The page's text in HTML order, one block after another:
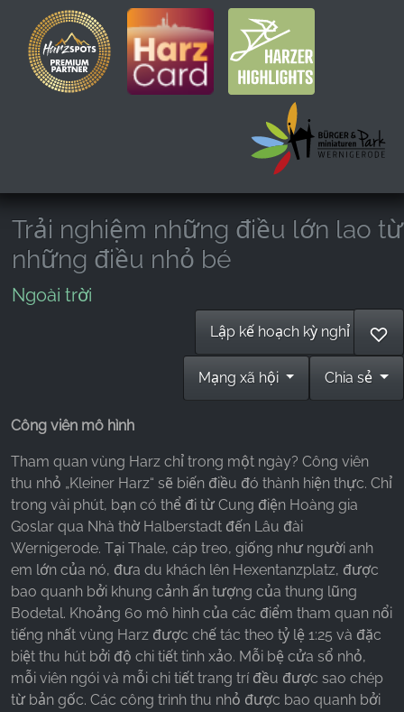
Trải nghiệm những điều lớn lao từ
những điều nhỏ bé
Ngoài trời
Lập kế hoạch kỳ nghỉ ♡
Chia sẻ
Mạng xã hội
Công viên mô hình
Tham quan vùng Harz chỉ trong một ngày? Công viên
thu nhỏ „Kleiner Harz“ sẽ biến điều đó thành hiện thực. Chỉ
trong vài phút, bạn có thể đi từ Cung điện Hoàng gia
Goslar qua Nhà thờ Halberstadt đến Lâu đài
Wernigerode. Tại Thale, cáp treo, giống như người anh
em lớn của nó, đưa du khách lên Hexentanzplatz, được
bao quanh bởi khung cảnh ấn tượng của thung lũng
Bodetal. Khoảng 60 mô hình của các điểm tham quan nổi
tiếng nhất vùng Harz được chế tác theo tỷ lệ 1:25 và đặc
biệt thu hút bởi độ chi tiết tinh xảo. Mỗi bệ cửa sổ nhỏ,
mỗi viên ngói và mỗi chi tiết trang trí đều được sao chép
từ bản gốc. Các công trình thu nhỏ được bao quanh bởi